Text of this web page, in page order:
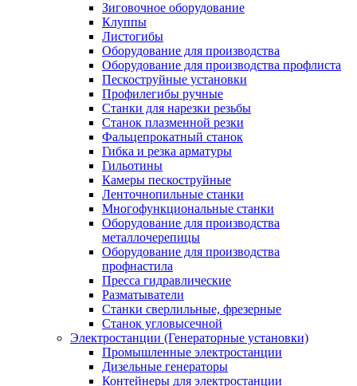
Зиговочное оборудование
Клуппы
Листогибы
Оборудование для производства
Оборудование для производства профлиста
Пескоструйные установки
Профилегибы ручные
Станки для нарезки резьбы
Станок плазменной резки
Фальцепрокатный станок
Гибка и резка арматуры
Гильотины
Камеры пескоструйные
Ленточнопильные станки
Многофункциональные станки
Оборудование для производства
металлочерепицы
Оборудование для производства
профнастила
Пресса гидравлические
Разматыватели
Станки сверлильные, фрезерные
Станок угловысечной
Электростанции (Генераторные установки)
Промышленные электростанции
Дизельные генераторы
Контейнеры для электростанции